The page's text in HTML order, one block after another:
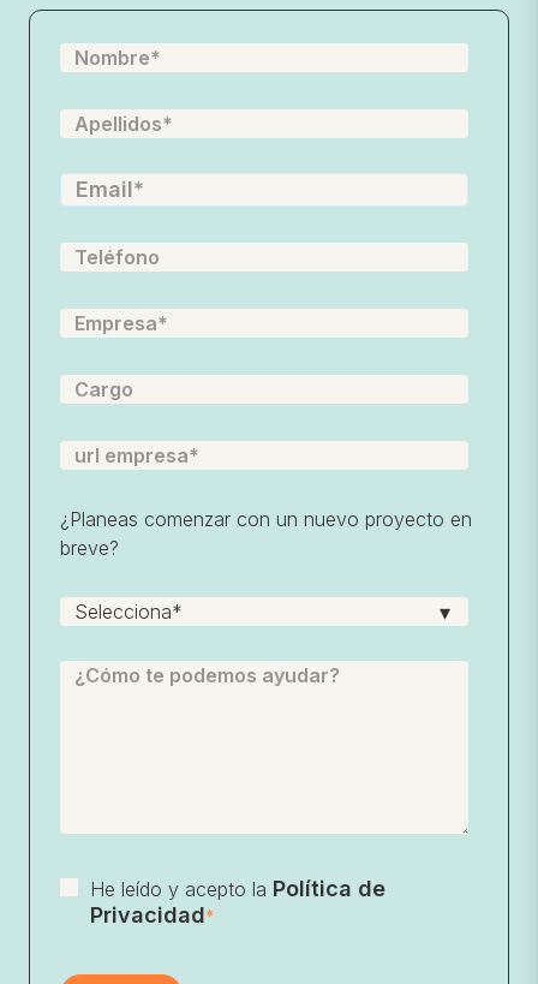
¿Planeas comenzar con un nuevo proyecto en
breve?
He leído y acepto la Política de
Privacidad*